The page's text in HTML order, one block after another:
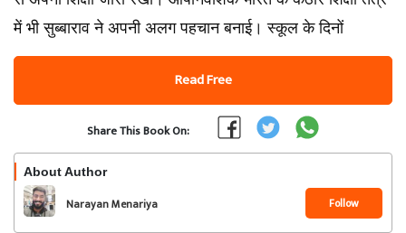
में भी सुब्बाराव ने अपनी अलग पहचान बनाई। स्कूल के दिनों
Read Free
Share This Book On:
About Author
Narayan Menariya Follow